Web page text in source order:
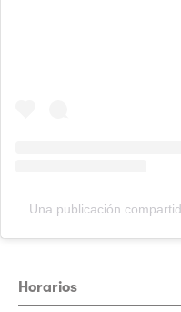
Una publicación
Horarios